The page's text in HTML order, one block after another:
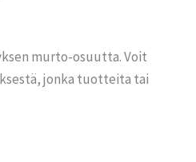
murto-osuutta. Voit
jonka tuotteita tai